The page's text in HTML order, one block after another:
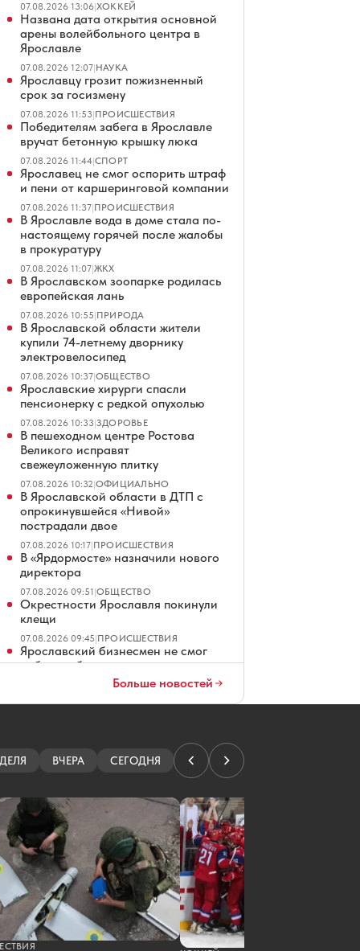
07.08.2026 13:06|ХОККЕЙ
Названа дата открытия основной
арены волейбольного центра в
Ярославле
07.08.2026 12:07|НАУКА
Ярославцу грозит пожизненный
срок за госизмену
07.08.2026 11:53|ПРОИСШЕСТВИЯ
Победителям забега в Ярославле
вручат бетонную крышку люка
07.08.2026 11:44|СПОРТ
Ярославец не смог оспорить штраф
и пени от каршеринговой компании
07.08.2026 11:37|ПРОИСШЕСТВИЯ
В Ярославле вода в доме стала по-
настоящему горячей после жалобы
в прокуратуру
07.08.2026 11:07|ЖКХ
В Ярославском зоопарке родилась
европейская лань
07.08.2026 10:55|ПРИРОДА
В Ярославской области жители
купили 74-летнему дворнику
электровелосипед
07.08.2026 10:37|ОБЩЕСТВО
Ярославские хирурги спасли
пенсионерку с редкой опухолью
07.08.2026 10:33|ЗДОРОВЬЕ
В пешеходном центре Ростова
Великого исправят
свежеуложенную плитку
07.08.2026 10:32|ОФИЦИАЛЬНО
В Ярославской области в ДТП с
опрокинувшейся «Нивой»
пострадали двое
07.08.2026 10:17|ПРОИСШЕСТВИЯ
В «Ярдормосте» назначили нового
директора
07.08.2026 09:51|ОБЩЕСТВО
Окрестности Ярославля покинули
клещи
07.08.2026 09:45|ПРОИСШЕСТВИЯ
Ярославский бизнесмен не смог
победить борщевик с помощью
Организатора сайта ярославских
07.08.2026 08:01 КРИМИНАЛ
Ярославские водители ждут чеков
на платных парковках
07.08.2026 07:01 ОБЩЕСТВО
В Ярославле повторно продают
четырехзвездочный отель
07.08.2026 06:01|ЭКОНОМИКА
Ярославец просит не превращать
Тверицкий пляж в волейбольную
площадку
Больше новостей
ВЧЕРА СЕГОДНЯ